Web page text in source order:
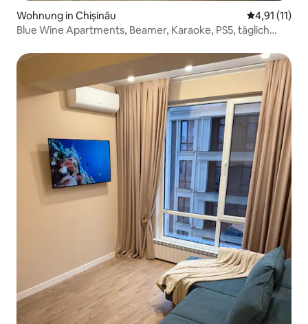
Wohnung in Chișinău
4,91 (11)
Blue Wine Apartments, Beamer, Karaoke, PS5, täglich